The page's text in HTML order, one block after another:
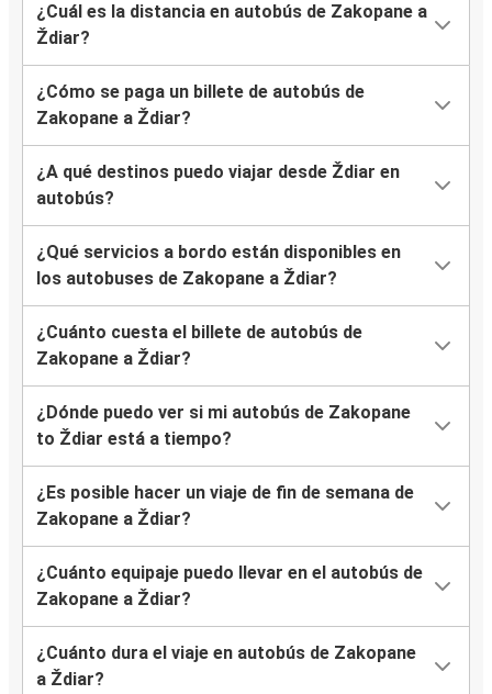
¿Cuál es la distancia en autobús de Zakopane a
Ždiar?
¿Cómo se paga un billete de autobús de
Zakopane a Ždiar?
¿A qué destinos puedo viajar desde Ždiar en
autobús?
¿Qué servicios a bordo están disponibles en
los autobuses de Zakopane a Ždiar?
¿Cuánto cuesta el billete de autobús de
Zakopane a Ždiar?
¿Dónde puedo ver si mi autobús de Zakopane
to Ždiar está a tiempo?
¿Es posible hacer un viaje de fin de semana de
Zakopane a Ždiar?
¿Cuánto equipaje puedo llevar en el autobús de
Zakopane a Ždiar?
¿Cuánto dura el viaje en autobús de Zakopane
a Ždiar?